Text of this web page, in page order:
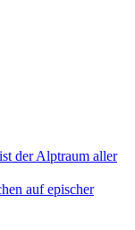
der Alptraum aller
auf epischer